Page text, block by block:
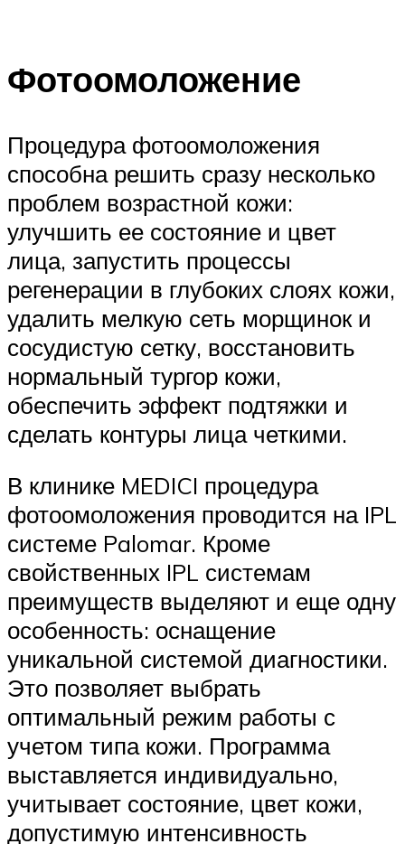
Фотоомоложение
Процедура фотоомоложения
способна решить сразу несколько
проблем возрастной кожи:
улучшить ее состояние и цвет
лица, запустить процессы
регенерации в глубоких слоях кожи,
удалить мелкую сеть морщинок и
сосудистую сетку, восстановить
нормальный тургор кожи,
обеспечить эффект подтяжки и
сделать контуры лица четкими.
В клинике MEDICI процедура
фотоомоложения проводится на IPL
системе Palomar. Кроме
свойственных IPL системам
преимуществ выделяют и еще одну
особенность: оснащение
уникальной системой диагностики.
Это позволяет выбрать
оптимальный режим работы с
учетом типа кожи. Программа
выставляется индивидуально,
учитывает состояние, цвет кожи,
допустимую интенсивность